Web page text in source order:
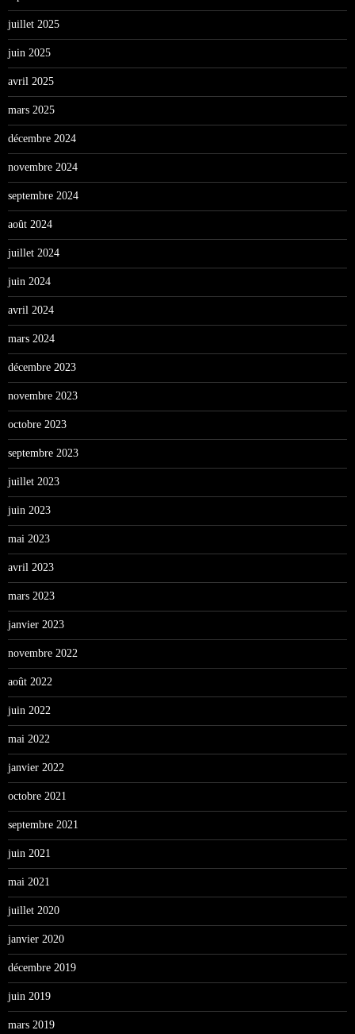
juillet 2025
juin 2025
avril 2025
mars 2025
décembre 2024
novembre 2024
septembre 2024
août 2024
juillet 2024
juin 2024
avril 2024
mars 2024
décembre 2023
novembre 2023
octobre 2023
septembre 2023
juillet 2023
juin 2023
mai 2023
avril 2023
mars 2023
janvier 2023
novembre 2022
août 2022
juin 2022
mai 2022
janvier 2022
octobre 2021
septembre 2021
juin 2021
mai 2021
juillet 2020
janvier 2020
décembre 2019
juin 2019
mars 2019